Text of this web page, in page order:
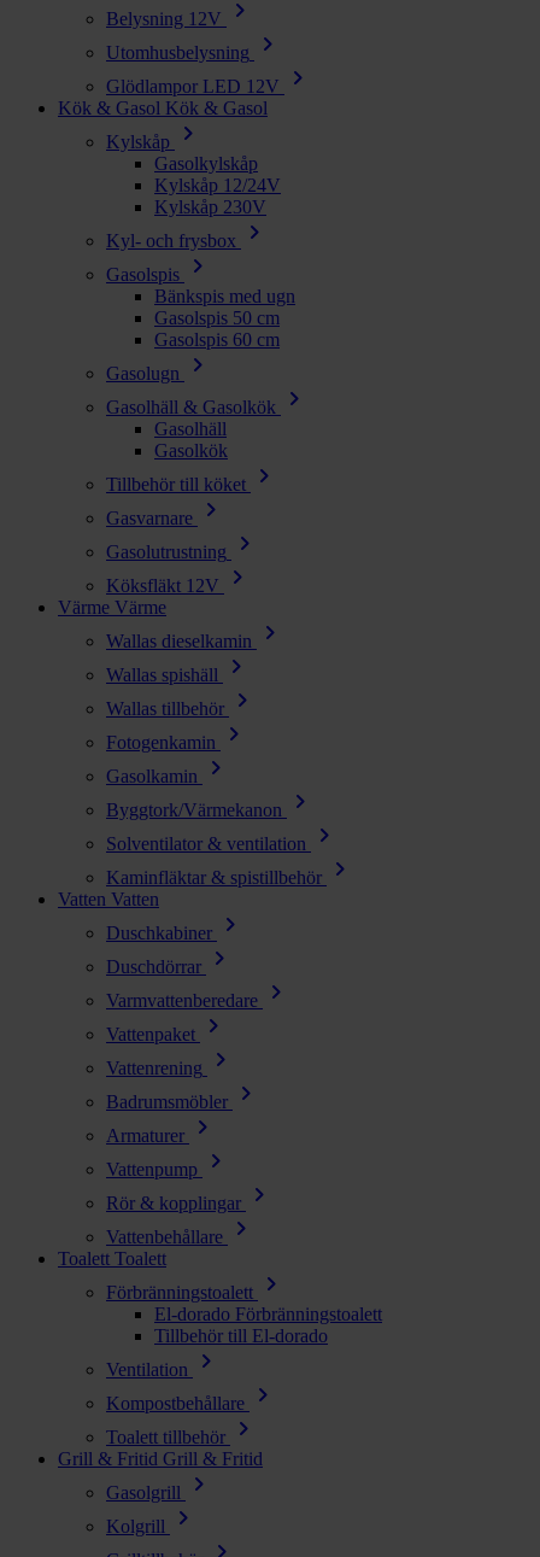
Belysning 12V chevron_right
Utomhusbelysning chevron_right
Glödlampor LED 12V chevron_right
Kök & Gasol Kök & Gasol
Kylskåp
chevron_right
Gasolkylskåp
Kylskåp 12/24V
Kylskåp 230V
Kyl- och frysbox
chevron_right
Gasolspis chevron_right
Bänkspis med ugn
Gasolspis 50 cm
Gasolspis 60 cm
Gasolugn
chevron_right
Gasolhäll & Gasolkök chevron_right
Gasolhäll
Gasolkök
Tillbehör till köket
chevron_right
Gasvarnare chevron_right
Gasolutrustning chevron_right
Köksfläkt 12V chevron_right
Värme Värme
Wallas dieselkamin
chevron_right
Wallas spishäll chevron_right
Wallas tillbehör chevron_right
Fotogenkamin chevron_right
Gasolkamin chevron_right
Byggtork/Värmekanon chevron_right
Solventilator & ventilation chevron_right
Kaminfläktar & spistillbehör chevron_right
Vatten Vatten
Duschkabiner
chevron_right
Duschdörrar chevron_right
Varmvattenberedare chevron_right
Vattenpaket chevron_right
Vattenrening chevron_right
Badrumsmöbler chevron_right
Armaturer chevron_right
Vattenpump chevron_right
Rör & kopplingar chevron_right
Vattenbehållare chevron_right
Toalett Toalett
Förbränningstoalett
chevron_right
El-dorado Förbränningstoalett
Tillbehör till El-dorado
Ventilation
chevron_right
Kompostbehållare chevron_right
Toalett tillbehör chevron_right
Grill & Fritid Grill & Fritid
Gasolgrill
chevron_right
Kolgrill chevron_right